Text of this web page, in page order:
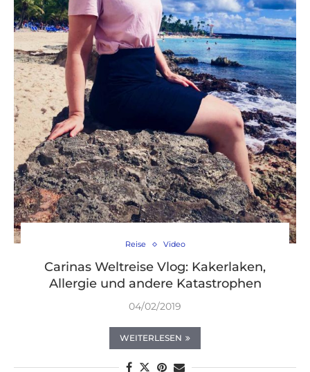
Reise Video
Carinas Weltreise Vlog: Kakerlaken,
Allergie und andere Katastrophen
04/02/2019
WEITERLESEN